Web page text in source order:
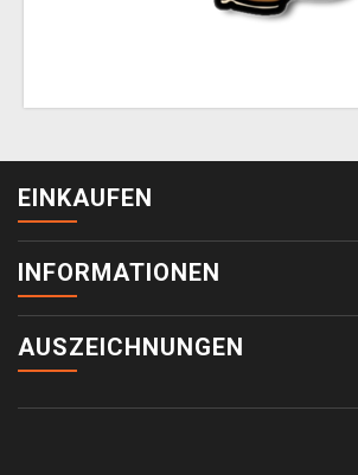
EINKAUFEN
INFORMATIONEN
AUSZEICHNUNGEN